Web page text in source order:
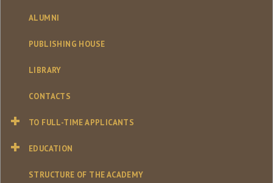
ALUMNI
PUBLISHING HOUSE
LIBRARY
CONTACTS
TO FULL-TIME APPLICANTS
EDUCATION
STRUCTURE OF THE ACADEMY